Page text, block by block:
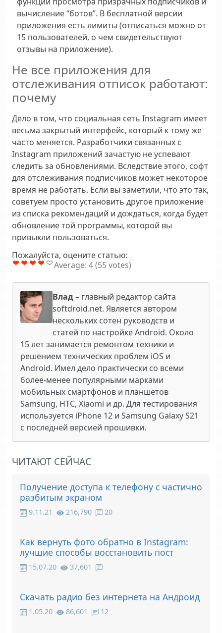
вычисление “ботов”. В бесплатной версии
приложения есть лимиты (отписаться можно от
15 пользователей, о чем свидетельствуют
отзывы на приложение).
Не все приложения для
отслеживания отписок работают:
почему
Дело в том, что социальная сеть Instagram имеет
весьма закрытый интерфейс, который к тому же
часто меняется. Разработчики связанных с
Instagram приложений зачастую не успевают
следить за обновлениями. Вследствие этого, софт
для отслеживания подписчиков может некоторое
время не работать. Если вы заметили, что это так,
советуем просто установить другое приложение
из списка рекомендаций и дождаться, когда будет
обновление той программы, которой вы
привыкли пользоваться.
Пожалуйста, оцените статью:
Average: 4(55votes)
Влад– главный редактор сайта
softdroid.net. Является автором
нескольких сотен руководств и
статей по настройке Android. Около
15 лет занимается ремонтом техники и
решением технических проблем iOS и
Android. Имел дело практически со всеми
более-менее популярными марками
мобильных смартфонов и планшетов
Samsung, HTC, Xiaomi и др. Для тестирования
используется iPhone 12 и Samsung Galaxy S21
с последней версией прошивки.
ЧИТАЮТ СЕЙЧАС
Получение доступа к телефону с частично
разбитым экраном
9.11.21 216,790 20
Как вернуть фото обратно в Instagram:
лучшие способы восстановить пост
15.07.20 37,601
Скачать радио без интернета на Андроид
1.05.20 86,601 12